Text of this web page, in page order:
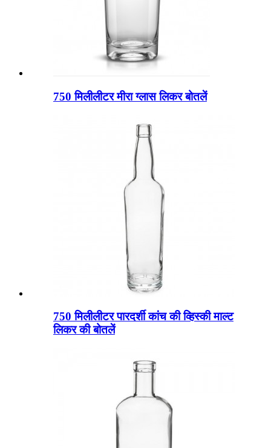
750 मिलीलीटर मीरा ग्लास लिकर बोतलें
750 मिलीलीटर पारदर्शी कांच की व्हिस्की माल्ट
लिकर की बोतलें